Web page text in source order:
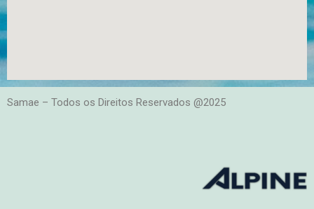
Samae – Todos os Direitos Reservados @2025